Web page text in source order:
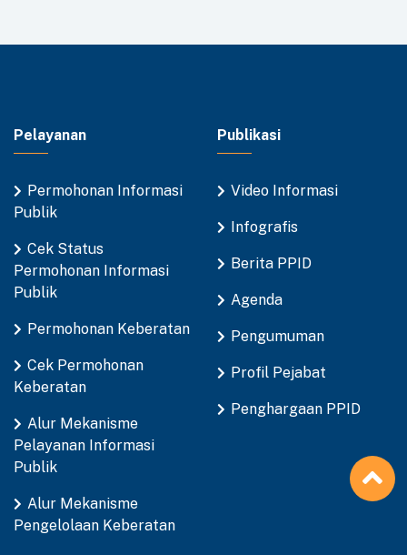
Pelayanan
Permohonan Informasi
Publik
Cek Status
Permohonan Informasi
Publik
Permohonan Keberatan
Cek Permohonan
Keberatan
Alur Mekanisme
Pelayanan Informasi
Publik
Alur Mekanisme
Pengelolaan Keberatan
Publikasi
Video Informasi
Infografis
Berita PPID
Agenda
Pengumuman
Profil Pejabat
Penghargaan PPID